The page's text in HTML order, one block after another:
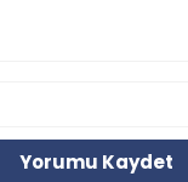
Yorumu Kaydet